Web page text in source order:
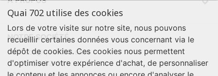
NOTRE SOCIÉTÉ
contact@quai702.com
02 98 55 93 94
Quai 702 utilise des cookies
Lors de votre visite sur notre site, nous pouvons
recueillir certaines données vous concernant via le
dépôt de cookies. Ces cookies nous permettent
d'optimiser votre expérience d'achat, de personnaliser